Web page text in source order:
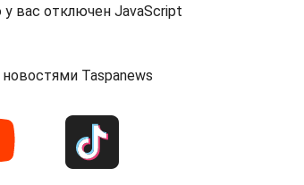
вас отключен JavaScript
Taspanews